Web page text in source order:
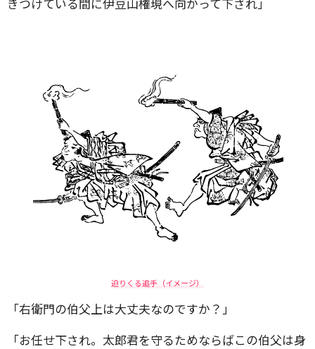
迫りくる追手（イメージ）
「右衛門の伯父上は大丈夫なのですか？」
「お任せ下され。太郎君を守るためならばこの伯父は身